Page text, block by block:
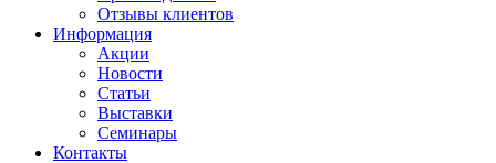
Отзывы клиентов
Информация
Акции
Новости
Статьи
Выставки
Семинары
Контакты